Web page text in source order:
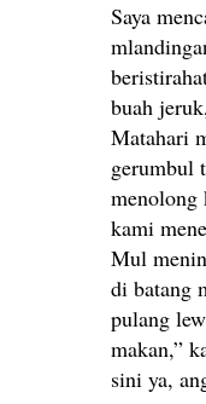
Saya
buah
Matahari
gerumbul
menolong
kami
Mul
di batang
pulang
makan,”
sini ya,